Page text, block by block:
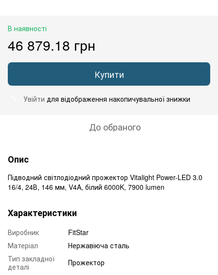
В наявності
46 879.18 грн
Купити
Увійти для відображення накопичувальної знижки
До обраного
Опис
Підводний світлодіодний прожектор Vitalight Power-LED 3.0
16/4, 24В, 146 мм, V4A, білий 6000K, 7900 lumen
Характеристики
Виробник
FitStar
Матеріал
Нержавіюча сталь
Тип закладної
деталі
Прожектор